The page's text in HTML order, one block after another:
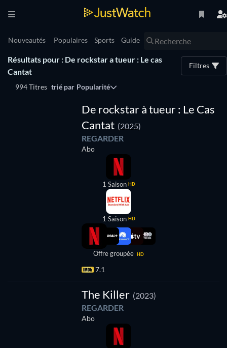
Nouveautés Populaires Sports Guide
Résultats pour : De rockstar a tueur : Le cas
Cantat
Filtres
994 Titres trié par Popularité
Série
De rockstar à tueur : Le Cas
Cantat (2025)
REGARDER
Abo
1 Saison HD
1 Saison HD
Offre groupée HD
7.1
The Killer (2023)
REGARDER
Abo